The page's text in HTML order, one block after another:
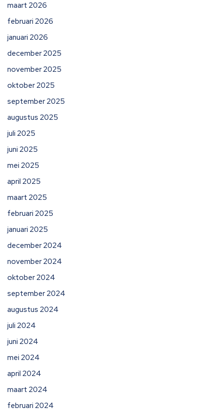
maart 2026
februari 2026
januari 2026
december 2025
november 2025
oktober 2025
september 2025
augustus 2025
juli 2025
juni 2025
mei 2025
april 2025
maart 2025
februari 2025
januari 2025
december 2024
november 2024
oktober 2024
september 2024
augustus 2024
juli 2024
juni 2024
mei 2024
april 2024
maart 2024
februari 2024